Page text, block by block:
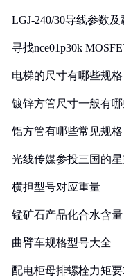
LGJ-240/30导线参数
寻找nce01p30k
电梯的尺寸有哪些规格
镀锌方管尺寸一般有
铝方管有哪些常见规格
光线传媒参投三国的
横担型号对应重量
锰矿石产品化合水含量
曲臂车规格型号大全
配电柜母排螺栓力矩